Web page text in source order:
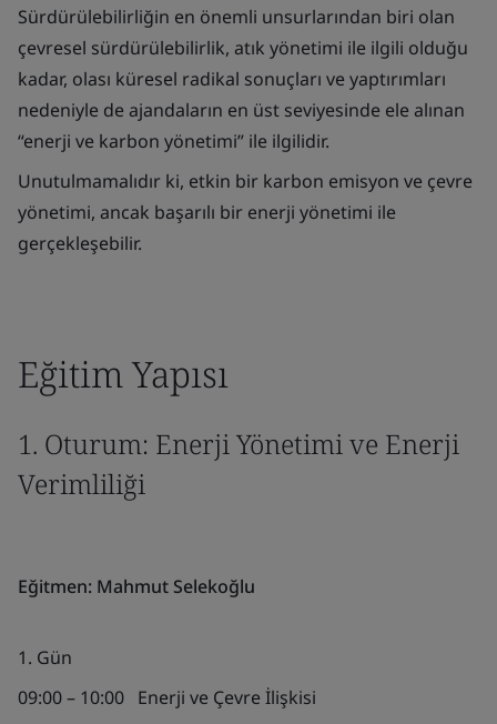
Sürdürülebilirliğin en önemli unsurlarından biri olan
çevresel sürdürülebilirlik, atık yönetimi ile ilgili olduğu
kadar, olası küresel radikal sonuçları ve yaptırımları
nedeniyle de ajandaların en üst seviyesinde ele alınan
“enerji ve karbon yönetimi” ile ilgilidir.
Unutulmamalıdır ki, etkin bir karbon emisyon ve çevre
yönetimi, ancak başarılı bir enerji yönetimi ile
gerçekleşebilir.
Eğitim Yapısı
1. Oturum: Enerji Yönetimi ve Enerji
Verimliliği
Eğitmen: Mahmut Selekoğlu
1. Gün
09:00– 10:00 Enerji ve Çevre İlişkisi